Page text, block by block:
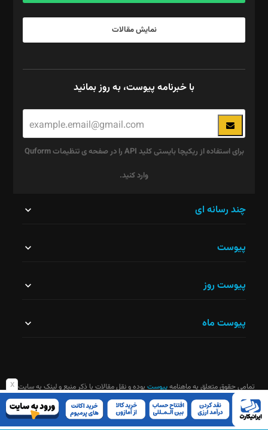
x
نمایش مقالات
با خبرنامه پیوست، به روز بمانید
برای استفاده از ریکپچا بایستی کلید API را در صفحه ی تنظیمات Quform
وارد کنید.
نباید
شود.
چند رسانه ای
پیوست
پیوست روز
پیوست ماه
تمامی حقوق متعلق به ماهنامهپیوست بوده و نقل مقالات با ذکر منبع و لینک به سایت
ماهنامه آزاد است